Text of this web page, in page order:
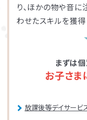
り、ほかの物や音
わせたスキルを獲得
まずは
お子さ
放課後等デイサービ